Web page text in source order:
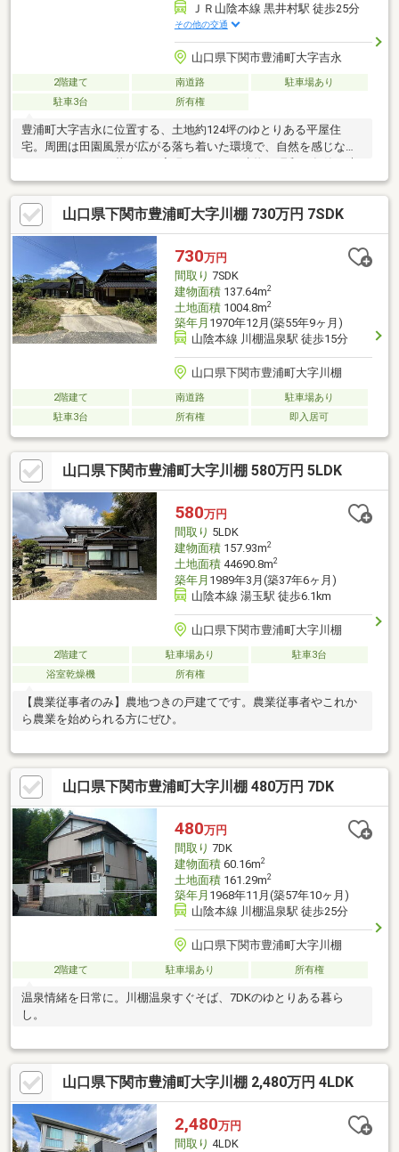
ＪＲ山陰本線 黒井村駅 徒歩25分
その他の交通
山口県下関市豊浦町大字吉永
2階建て 南道路
駐車場あり
駐車3台
所有権
豊浦町大字吉永に位置する、土地約124坪のゆとりある平屋住
宅。周囲は田園風景が広がる落ち着いた環境で、自然を感じなが
らゆったりとした暮らしが実現できます。建物は昭和63年築の木
造瓦葺平家建。登記面積は67.66㎡ですが、未登記の増築部分があ
り、室内は広がりのある空間となっています。天井が高く、広縁
も備えた和のつくりで、風通しも良く快適に過ごせます。敷地は
広く、駐車スペースは4台以上確保可能。来客時や複数台所有の方
にも安心です。前面道路もゆとりがあり、車の出入りもしやすい
環境です。日常の喧騒から離れたスローライフや、週末利用のセ
カンドハウスとしてもおすすめできる物件です。
山口県下関市豊浦町大字川棚 730万円 7SDK
730万円
間取り 7SDK
建物面積137.64m2
土地面積1004.8m2
築年月 1970年12月(築55年9ヶ月)
山陰本線 川棚温泉駅 徒歩15分
山口県下関市豊浦町大字川棚
2階建て 南道路
駐車場あり
駐車3台
所有権 即入居可
山口県下関市豊浦町大字川棚 580万円 5LDK
580万円
間取り 5LDK
建物面積157.93m2
土地面積44690.8m2
築年月 1989年3月(築37年6ヶ月)
山陰本線 湯玉駅 徒歩6.1km
山口県下関市豊浦町大字川棚
2階建て 駐車場あり
駐車3台
浴室乾燥機
所有権
【農業従事者のみ】農地つきの戸建てです。農業従事者やこれか
ら農業を始められる方にぜひ。
山口県下関市豊浦町大字川棚 480万円 7DK
480万円
間取り 7DK
建物面積60.16m2
土地面積161.29m2
築年月 1968年11月(築57年10ヶ月)
山陰本線 川棚温泉駅 徒歩25分
山口県下関市豊浦町大字川棚
2階建て 駐車場あり 所有権
温泉情緒を日常に。川棚温泉すぐそば、7DKのゆとりある暮ら
し。
山口県下関市豊浦町大字川棚 2,480万円 4LDK
2,480万円
間取り 4LDK